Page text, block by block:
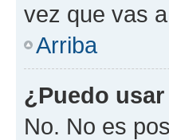
vez que vas
Arriba
¿Puedo usar
No. No es